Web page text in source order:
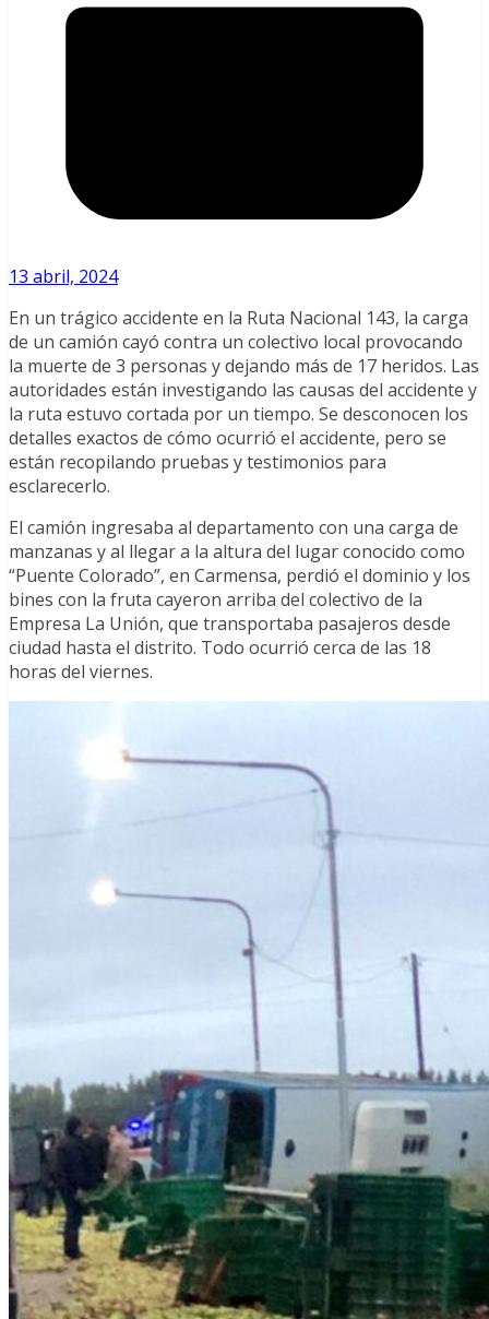
13 abril, 2024
En un trágico accidente en la Ruta Nacional 143, la carga
de un camión cayó contra un colectivo local provocando
la muerte de 3 personas y dejando más de 17 heridos. Las
autoridades están investigando las causas del accidente y
la ruta estuvo cortada por un tiempo. Se desconocen los
detalles exactos de cómo ocurrió el accidente, pero se
están recopilando pruebas y testimonios para
esclarecerlo.
El camión ingresaba al departamento con una carga de
manzanas y al llegar a la altura del lugar conocido como
“Puente Colorado”, en Carmensa, perdió el dominio y los
bines con la fruta cayeron arriba del colectivo de la
Empresa La Unión, que transportaba pasajeros desde
ciudad hasta el distrito. Todo ocurrió cerca de las 18
horas del viernes.